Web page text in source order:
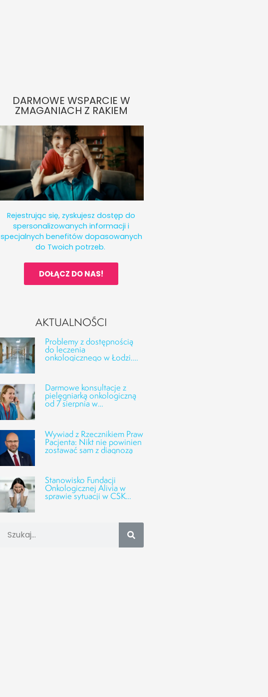
DARMOWE WSPARCIE W
ZMAGANIACH Z RAKIEM
Rejestrując się, zyskujesz dostęp do
spersonalizowanych informacji i
specjalnych benefitów dopasowanych
do Twoich potrzeb.
DOŁĄCZ DO NAS!
AKTUALNOŚCI
Problemy z dostępnością
do leczenia
onkologicznego w Łodzi.
Odpowiedzi CSK UMED
Fundacji Alivia
Darmowe konsultacje z
pielęgniarką onkologiczną
od 7 sierpnia w
Onkofundacji Alivia!
Wywiad z Rzecznikiem Praw
Pacjenta: Nikt nie powinien
zostawać sam z diagnozą
Stanowisko Fundacji
Onkologicznej Alivia w
sprawie sytuacji w CSK
UMED w Łodzi